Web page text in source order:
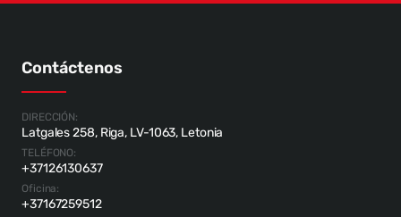
Contáctenos
DIRECCIÓN:
Latgales 258, Riga, LV-1063, Letonia
TELÉFONO:
+37126130637
Oficina:
+37167259512